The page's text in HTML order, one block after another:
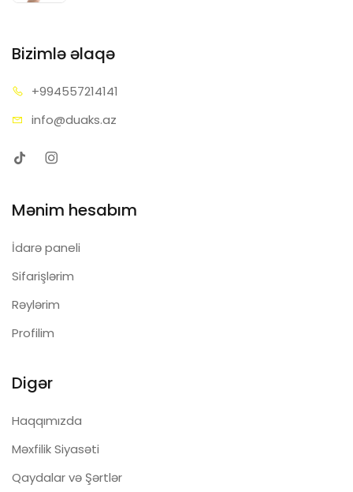
Bizimlə əlaqə
+994557214141
info@duaks.az
Mənim hesabım
İdarə paneli
Sifarişlərim
Rəylərim
Profilim
Digər
Haqqımızda
Məxfilik Siyasəti
Qaydalar və Şərtlər